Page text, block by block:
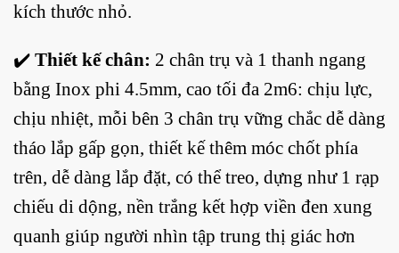
kích thước nhỏ.
✔️ Thiết kế chân: 2 chân trụ và 1 thanh ngang
bằng Inox phi 4.5mm, cao tối đa 2m6: chịu lực,
chịu nhiệt, mỗi bên 3 chân trụ vững chắc dễ dàng
tháo lắp gấp gọn, thiết kế thêm móc chốt phía
trên, dễ dàng lắp đặt, có thể treo, dựng như 1 rạp
chiếu di dộng, nền trắng kết hợp viền đen xung
quanh giúp người nhìn tập trung thị giác hơn